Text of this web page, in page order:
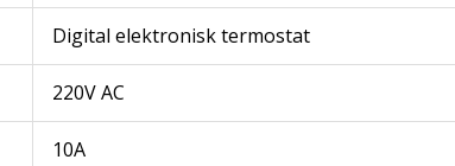
Digital elektronisk termostat
220V AC
10A